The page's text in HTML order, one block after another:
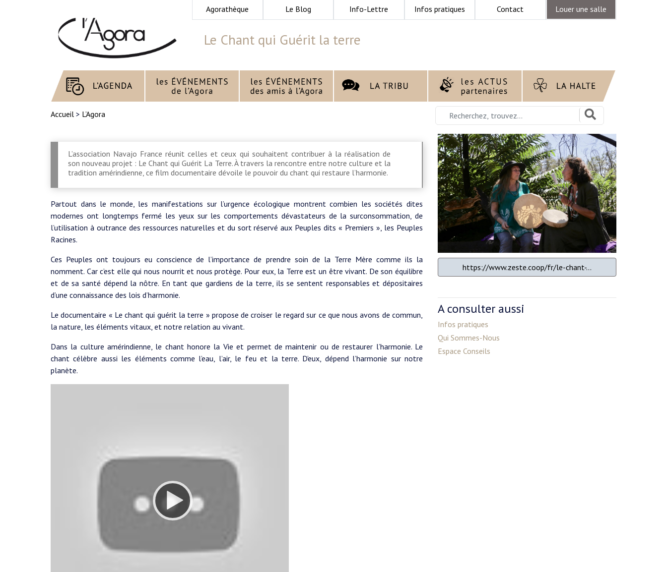
Agorathèque Le Blog Info-Lettre Infos pratiques Contact Louer une salle
Le Chant qui Guérit la terre
Accueil > L’Agora
L’association Navajo France réunit celles et ceux qui souhaitent contribuer à la réalisation de
son nouveau projet : Le Chant qui Guérit La Terre. À travers la rencontre entre notre culture et la
tradition amérindienne, ce film documentaire dévoile le pouvoir du chant qui restaure l’harmonie.
Partout dans le monde, les manifestations sur l’urgence écologique montrent combien les sociétés dites
modernes ont longtemps fermé les yeux sur les comportements dévastateurs de la surconsommation, de
l’utilisation à outrance des ressources naturelles et du sort réservé aux Peuples dits « Premiers », les Peuples
Racines.
Ces Peuples ont toujours eu conscience de l’importance de prendre soin de la Terre Mère comme ils la
nomment. Car c’est elle qui nous nourrit et nous protège. Pour eux, la Terre est un être vivant. De son équilibre
et de sa santé dépend la nôtre. En tant que gardiens de la terre, ils se sentent responsables et dépositaires
d’une connaissance des lois d’harmonie.
Le documentaire « Le chant qui guérit la terre » propose de croiser le regard sur ce que nous avons de commun,
la nature, les éléments vitaux, et notre relation au vivant.
Dans la culture amérindienne, le chant honore la Vie et permet de maintenir ou de restaurer l’harmonie. Le
chant célèbre aussi les éléments comme l’eau, l’air, le feu et la terre. D’eux, dépend l’harmonie sur notre
planète.
https://www.zeste.coop/fr/le-chant-...
A consulter aussi
Infos pratiques
Qui Sommes-Nous
Espace Conseils